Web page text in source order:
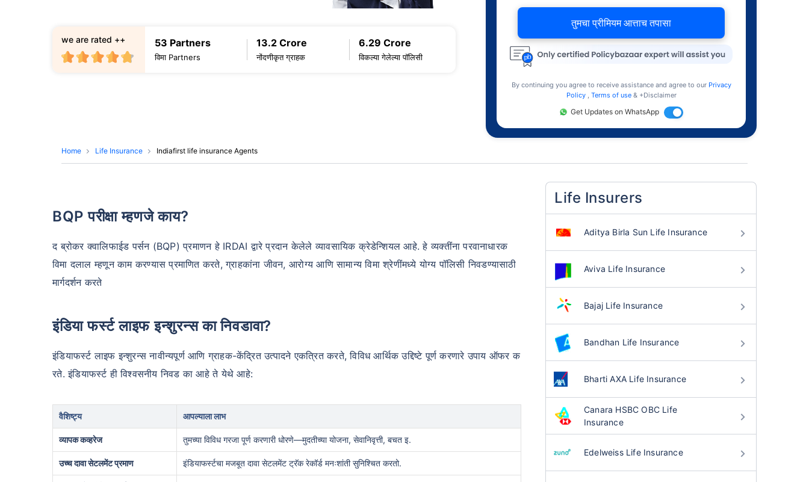
53 Partners
विमा Partners
13.2 Crore
नोंदणीकृत ग्राहक
6.29 Crore
विकल्या गेलेल्या पॉलिसी
we are rated ++
तुमचा प्रीमियम आत्ताच तपासा
By continuing you agree to receive assistance and agree to our Privacy
Policy
Terms of use & +Disclaimer
Get Updates on WhatsApp
Home Life Insurance Indiafirst life insurance Agents
BQP परीक्षा म्हणजे काय?
द ब्रोकर क्वालिफाईड पर्सन (BQP) प्रमाणन हे IRDAI द्वारे प्रदान केलेले व्यावसायिक क्रेडेन्शियल आहे. हे व्यक्तींना परवानाधारक
विमा दलाल म्हणून काम करण्यास प्रमाणित करते, ग्राहकांना जीवन, आरोग्य आणि सामान्य विमा श्रेणींमध्ये योग्य पॉलिसी निवडण्यासाठी
मार्गदर्शन करते
इंडिया फर्स्ट लाइफ इन्शुरन्स का निवडावा?
इंडियाफर्स्ट लाइफ इन्शुरन्स नावीन्यपूर्ण आणि ग्राहक-केंद्रित उत्पादने एकत्रित करते, विविध आर्थिक उद्दिष्टे पूर्ण करणारे उपाय ऑफर क
रते. इंडियाफर्स्ट ही विश्वसनीय निवड का आहे ते येथे आहे:
वैशिष्ट्य आपल्याला लाभ
व्यापक कव्हरेज तुमच्या विविध गरजा पूर्ण करणारी धोरणे—मुदतीच्या योजना, सेवानिवृत्ती, बचत इ.
उच्च दावा सेटलमेंट प्रमाण इंडियाफर्स्टचा मजबूत दावा सेटलमेंट ट्रॅक रेकॉर्ड मनःशांती सुनिश्चित करतो.
Life Insurers
Aditya Birla Sun Life Insurance
Aviva Life Insurance
Bajaj Life Insurance
Bandhan Life Insurance
Bharti AXA Life Insurance
Canara HSBC OBC Life
Insurance
Edelweiss Life Insurance